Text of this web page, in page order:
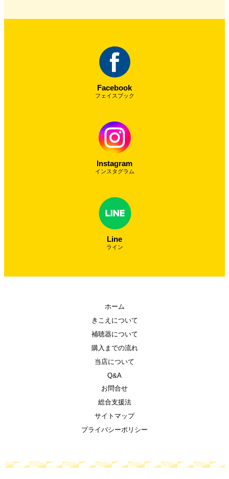
Facebook
フェイスブック
Instagram
インスタグラム
Line
ライン
ホーム
きこえについて
補聴器について
購入までの流れ
当店について
Q&A
お問合せ
総合支援法
サイトマップ
プライバシーポリシー